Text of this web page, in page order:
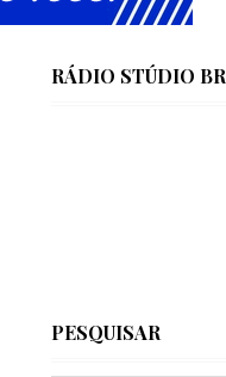
RÁDIO STÚDIO BR
PESQUISAR